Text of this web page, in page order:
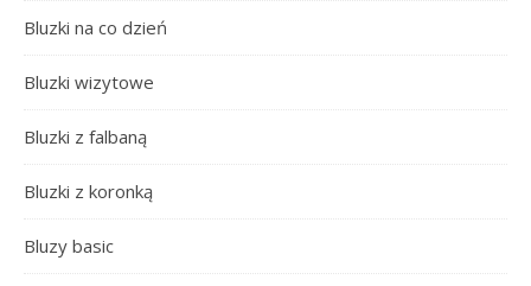
Bluzki na co dzień
Bluzki wizytowe
Bluzki z falbaną
Bluzki z koronką
Bluzy basic